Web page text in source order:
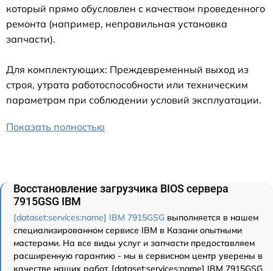
который прямо обусловлен с качеством проведенного
ремонта (например, неправильная установка
запчасти).
Для комплектующих: Преждевременный выход из
строя, утрата работоспособности или техническим
параметрам при соблюдении условий эксплуатации.
Показать полностью
Восстановление загрузчика BIOS сервера
7915GSG IBM
[dataset:services:name] IBM 7915GSG выполняется в нашем
специализированном сервисе IBM в Казани опытными
мастерами. На все виды услуг и запчасти предоставляем
расширенную гарантию - мы в сервисном центр уверены в
качестве наших работ. [dataset:services:name] IBM 7915GSG